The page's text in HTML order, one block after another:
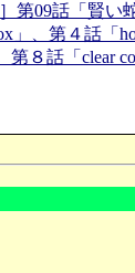
第09話「賢い
」、第４話「
第８話「clear